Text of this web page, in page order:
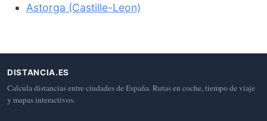
Astorga (Castille-Leon)
DISTANCIA.ES
Calcula distancias entre ciudades de España. Rutas en coche, tiempo de viaje
y mapas interactivos.